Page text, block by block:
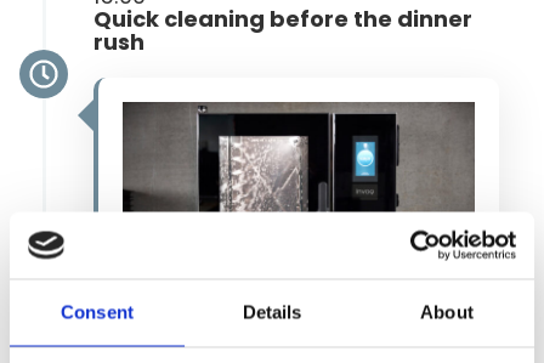
Consent Details About
Quick cleaning before the dinner
rush